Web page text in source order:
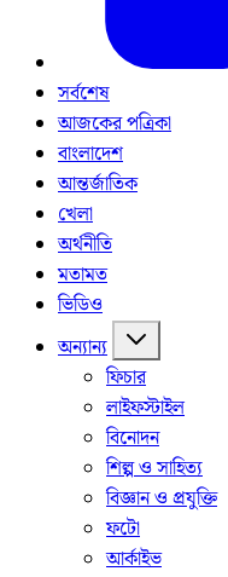
সর্বশেষ
আজকের পত্রিকা
বাংলাদেশ
আন্তর্জাতিক
খেলা
অর্থনীতি
মতামত
ভিডিও
অন্যান্য
ফিচার
লাইফস্টাইল
বিনোদন
শিল্প ও সাহিত্য
বিজ্ঞান ও প্রযুক্তি
ফটো
আর্কাইভ